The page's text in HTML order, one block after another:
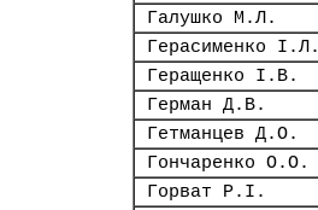
Галушко М.Л.
Герасименко І.Л.
Геращенко І.В.
Герман Д.В.
Гетманцев Д.О.
Гончаренко О.О.
Горват Р.І.